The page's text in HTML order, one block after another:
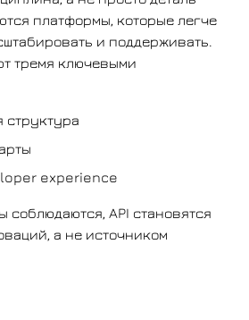
платформы, которые легче
и поддерживать.
тремя ключевыми
структура
experience
соблюдаются, API становятся
а не источником